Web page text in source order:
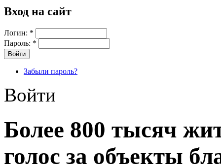
Вход на сайт
Логин: *
Пароль: *
Забыли пароль?
Войти
Более 800 тысяч
голос за объекты